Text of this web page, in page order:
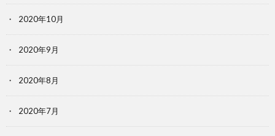
2020年10月
2020年9月
2020年8月
2020年7月